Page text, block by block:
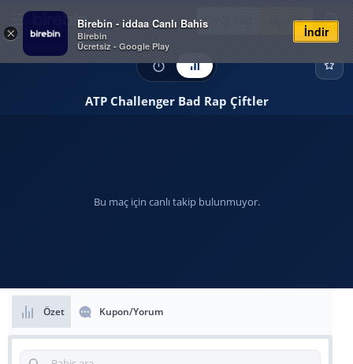
×
Birebin - iddaa Canlı Bahis
Birebin
Ücretsiz - Google Play
İndir
Giriş Yap Üye Ol
ATP Challenger Bad Rap Çiftler
Bu maç için canlı takip bulunmuyor.
Özet Kupon/Yorum